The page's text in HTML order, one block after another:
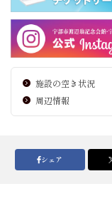
施設の空き状況
周辺情報
シェア